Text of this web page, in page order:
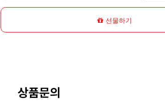
선물하기
상품문의